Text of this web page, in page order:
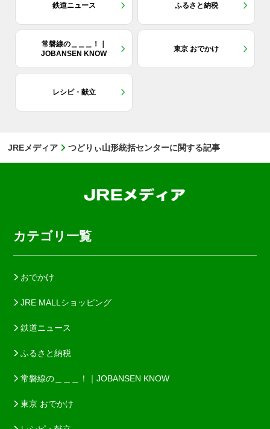
鉄道ニュース ふるさと納税
常磐線の＿＿＿！｜
JOBANSEN KNOW
東京 おでかけ
レシピ・献立
JREメディア つどりぃ山形統括センターに関する記事
カテゴリ一覧
おでかけ
JRE MALLショッピング
鉄道ニュース
ふるさと納税
常磐線の＿＿＿！｜JOBANSEN KNOW
東京 おでかけ